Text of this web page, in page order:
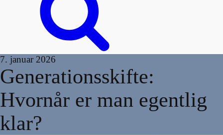
7. januar 2026
Generationsskifte:
Hvornår er man egentlig
klar?